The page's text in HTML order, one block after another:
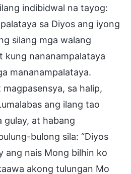
indibidwal na tayog:
sa Diyos ang iyong
silang mga walang
kung nananampalataya
mananampalataya.
sa halip,
ang ilang tao
gulay, at habang
bulong sila: “Diyos
ang nais Mong bilhin ko
akong tulungan Mo